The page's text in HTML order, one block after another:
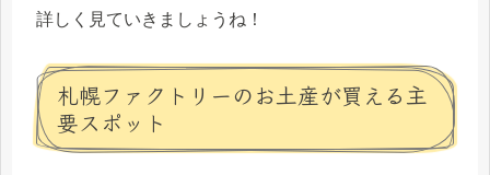
詳しく見ていきましょうね！
札幌ファクトリーのお土産が買える主
要スポット